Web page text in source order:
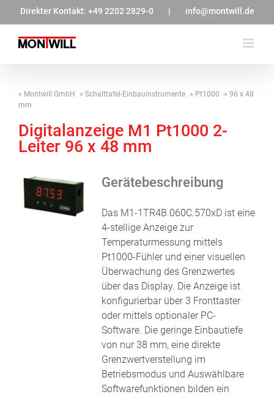
springen
Direkter Kontakt: +49 2202 2829-0 | info@montwill.de
Montwill GmbH Schalttafel-Einbauinstrumente Pt1000
96 x 48
mm
Digitalanzeige M1 Pt1000 2-
Leiter 96 x 48 mm
Gerätebeschreibung
Das M1-1TR4B.060C.570xD ist eine
4-stellige Anzeige zur
Temperaturmessung mittels
Pt1000-Fühler und einer visuellen
Überwachung des Grenzwertes
über das Display. Die Anzeige ist
konfigurierbar über 3 Fronttaster
oder mittels optionaler PC-
Software. Die geringe Einbautiefe
von nur 38 mm, eine direkte
Grenzwertverstellung im
Betriebsmodus und Auswählbare
Softwarefunktionen bilden ein